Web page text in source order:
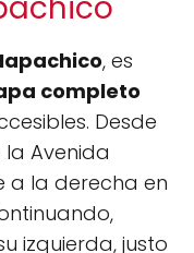
, es
completo
Desde
Avenida
a la derecha en
izquierda, justo